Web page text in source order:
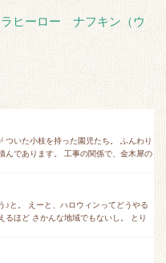
ラヒーロー ナフキン（ウ
ついた小枝を持った園児たち。 ふんわり
んであります。 工事の関係で、金木犀の
♪と。 えーと、ハロウィンってどうやる
るほど さかんな地域でもないし。 とり